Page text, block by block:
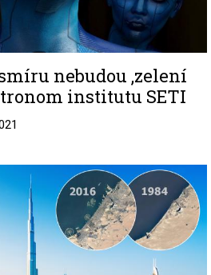
nebudou ‚zelení
institutu SETI